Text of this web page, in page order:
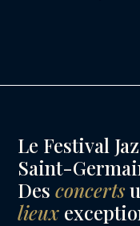
Le Festival
Saint-
Desconcerts
lieux